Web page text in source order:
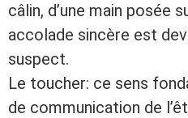
câlin, d’une main posée
accolade sincère est
suspect.
Le toucher: ce sens
de communication de